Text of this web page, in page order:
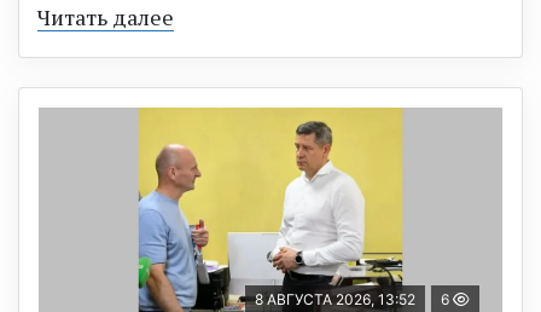
Читать далее
8 АВГУСТА 2026, 13:52 6